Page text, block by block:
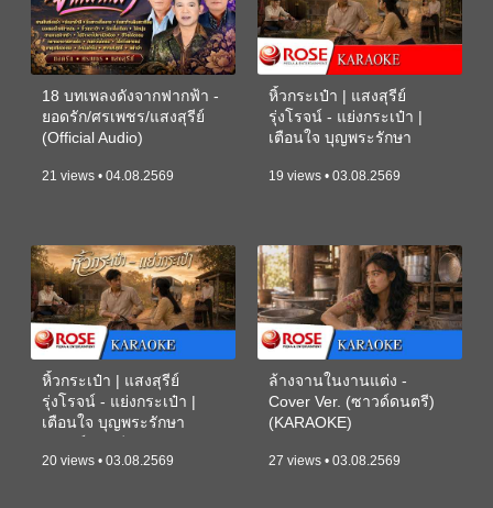
18 บทเพลงดังจากฟากฟ้า -
ยอดรัก/ศรเพชร/แสงสุรีย์
(Official Audio)
21 views • 04.08.2569
หิ้วกระเป๋า | แสงสุรีย์
รุ่งโรจน์ - แย่งกระเป๋า |
เตือนใจ บุญพระรักษา
19 views • 03.08.2569
หิ้วกระเป๋า | แสงสุรีย์
รุ่งโรจน์ - แย่งกระเป๋า |
เตือนใจ บุญพระรักษา
20 views • 03.08.2569
ล้างจานในงานแต่ง -
Cover Ver. (ซาวด์ดนตรี)
(KARAOKE)
27 views • 03.08.2569